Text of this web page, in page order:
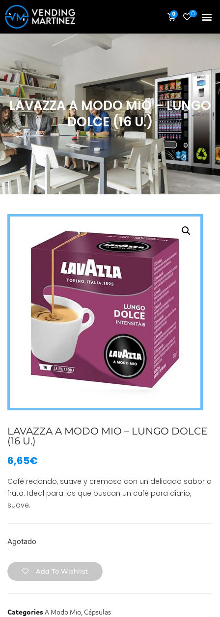
0 0
LAVAZZA A MODO MIO – LUNGO
DOLCE (16 U.)
LAVAZZA A MODO MIO – LUNGO DOLCE
(16 U.)
6,65€
Café redondo, suave y cremoso con un delicado sabor a
fruta. Ideal para los que buscan un café para diario,
suave.
Agotado
Add To Wishlist
CategoriesA Modo Mio Cápsulas